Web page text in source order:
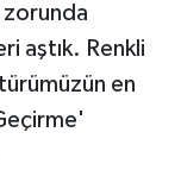
aştık. Renkli
en